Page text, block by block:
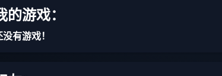
的游戏：
没有游戏！